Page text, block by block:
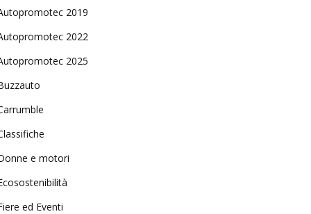
2019
2022
2025
e motori
ed Eventi